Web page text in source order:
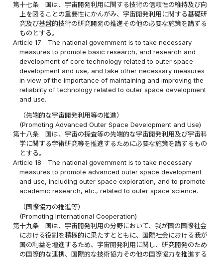
第十七条
国は、宇宙開発利用に関する技術の信頼性の維持及び向
上を図ることの重要性にかんがみ、宇宙開発利用に関する基礎研
究及び基盤的技術の研究開発の推進その他の必要な施策を講ずる
ものとする。
Article 17
The national government is to take necessary
measures to promote basic research, and research and
development of core technology related to outer space
development and use, and take other necessary measures
in view of the importance of maintaining and improving the
reliability of technology related to outer space development
and use.
（先端的な宇宙開発利用等の推進）
(Promoting Advanced Outer Space Development and Use)
第十八条
国は、宇宙の探査等の先端的な宇宙開発利用及び宇宙科
学に関する学術研究等を推進するために必要な施策を講ずるもの
とする。
Article 18
The national government is to take necessary
measures to promote advanced outer space development
and use, including outer space exploration, and to promote
academic research, etc., related to outer space science.
（国際協力の推進等）
(Promoting International Cooperation)
第十九条
国は、宇宙開発利用の分野において、我が国の国際社会
における役割を積極的に果たすとともに、国際社会における我が
国の利益を増進するため、宇宙開発利用に関し、研究開発のため
の国際的な連携、国際的な技術協力その他の国際協力を推進する